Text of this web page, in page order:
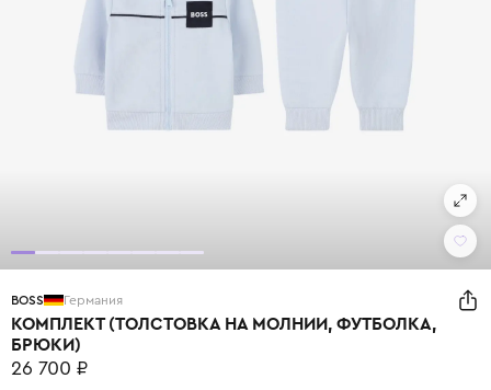
BOSS Германия
КОМПЛЕКТ (ТОЛСТОВКА НА МОЛНИИ, ФУТБОЛКА,
БРЮКИ)
26 700 ₽